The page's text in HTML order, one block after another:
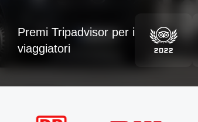
Premi Tripadvisor per i
viaggiatori